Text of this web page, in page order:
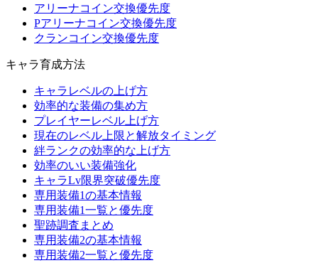
アリーナコイン交換優先度
Pアリーナコイン交換優先度
クランコイン交換優先度
キャラ育成方法
キャラレベルの上げ方
効率的な装備の集め方
プレイヤーレベル上げ方
現在のレベル上限と解放タイミング
絆ランクの効率的な上げ方
効率のいい装備強化
キャラLv限界突破優先度
専用装備1の基本情報
専用装備1一覧と優先度
聖跡調査まとめ
専用装備2の基本情報
専用装備2一覧と優先度